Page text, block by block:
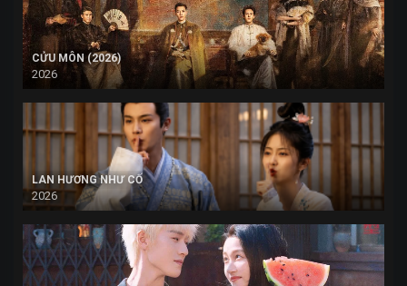
CỬU MÔN (2026)
2026
LAN HƯƠNG NHƯ CỐ
2026